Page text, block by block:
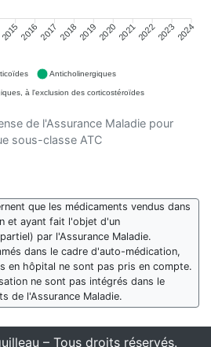
201520162017 2018201920202021202220232024
Anticholinergiques
à l'exclusion des corticostéroïdes
de l'Assurance Maladie pour
sous-classe ATC
que les médicaments vendus dans
et ayant fait l'objet d'un
par l'Assurance Maladie.
dans le cadre d'auto-médication,
en hôpital ne sont pas pris en compte.
ne sont pas intégrés dans le
de l'Assurance Maladie.
– Tous droits réservés.